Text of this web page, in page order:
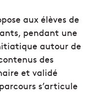
aux élèves de
pendant une
autour de
des
et validé
s’articule